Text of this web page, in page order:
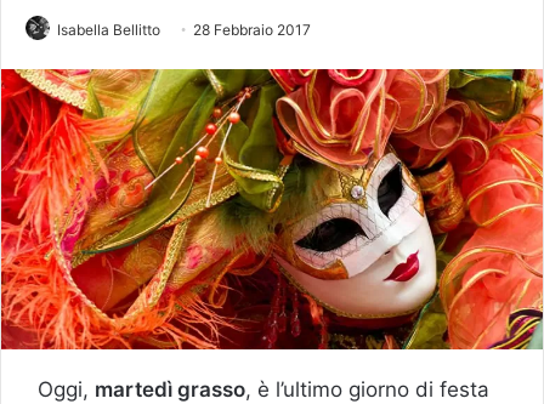
Isabella Bellitto 28 Febbraio 2017
Oggi, martedì grasso, è l’ultimo giorno di festa